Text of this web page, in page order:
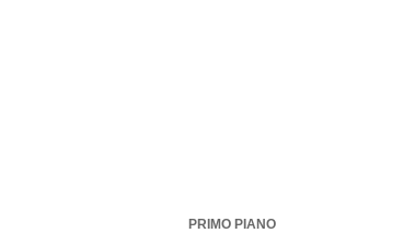
PRIMO PIANO